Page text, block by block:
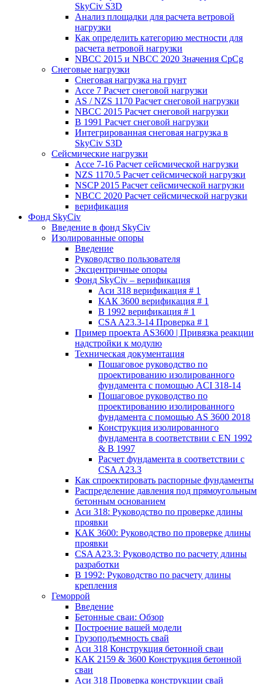
SkyCiv S3D
Анализ площадки для расчета ветровой
нагрузки
Как определить категорию местности для
расчета ветровой нагрузки
NBCC 2015 и NBCC 2020 Значения CpCg
Снеговые нагрузки
Снеговая нагрузка на грунт
Ассе 7 Расчет снеговой нагрузки
AS / NZS 1170 Расчет снеговой нагрузки
NBCC 2015 Расчет снеговой нагрузки
В 1991 Расчет снеговой нагрузки
Интегрированная снеговая нагрузка в
SkyCiv S3D
Сейсмические нагрузки
Ассе 7-16 Расчет сейсмической нагрузки
NZS 1170.5 Расчет сейсмической нагрузки
NSCP 2015 Расчет сейсмической нагрузки
NBCC 2020 Расчет сейсмической нагрузки
верификация
Фонд SkyCiv
Введение в фонд SkyCiv
Изолированные опоры
Введение
Руководство пользователя
Эксцентричные опоры
Фонд SkyCiv – верификация
Аси 318 верификация # 1
КАК 3600 верификация # 1
В 1992 верификация # 1
CSA A23.3-14 Проверка # 1
Пример проекта AS3600 | Привязка реакции
надстройки к модулю
Техническая документация
Пошаговое руководство по
проектированию изолированного
фундамента с помощью ACI 318-14
Пошаговое руководство по
проектированию изолированного
фундамента с помощью AS 3600 2018
Конструкция изолированного
фундамента в соответствии с EN 1992
& В 1997
Расчет фундамента в соответствии с
CSA A23.3
Как спроектировать распорные фундаменты
Распределение давления под прямоугольным
бетонным основанием
Аси 318: Руководство по проверке длины
проявки
КАК 3600: Руководство по проверке длины
проявки
CSA A23.3: Руководство по расчету длины
разработки
В 1992: Руководство по расчету длины
крепления
Геморрой
Введение
Бетонные сваи: Обзор
Построение вашей модели
Грузоподъемность свай
Аси 318 Конструкция бетонной сваи
КАК 2159 & 3600 Конструкция бетонной
сваи
Аси 318 Проверка конструкции свай